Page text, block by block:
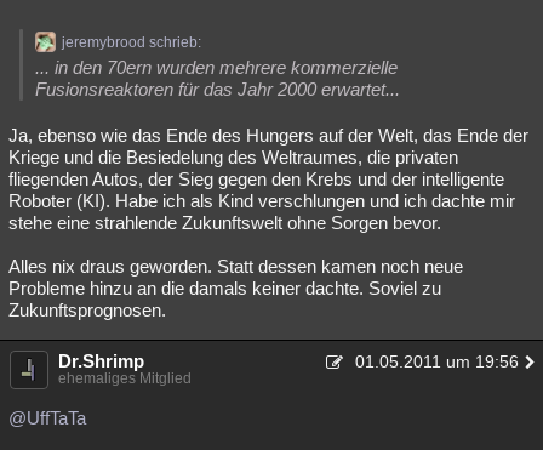
jeremybrood schrieb:
... in den 70ern wurden mehrere kommerzielle
Fusionsreaktoren für das Jahr 2000 erwartet...
Ja, ebenso wie das Ende des Hungers auf der Welt, das Ende der
Kriege und die Besiedelung des Weltraumes, die privaten
fliegenden Autos, der Sieg gegen den Krebs und der intelligente
Roboter (KI). Habe ich als Kind verschlungen und ich dachte mir
stehe eine strahlende Zukunftswelt ohne Sorgen bevor.
Alles nix draus geworden. Statt dessen kamen noch neue
Probleme hinzu an die damals keiner dachte. Soviel zu
Zukunftsprognosen.
Dr.Shrimp 01.05.2011 um 19:56
ehemaliges Mitglied
@UffTaTa